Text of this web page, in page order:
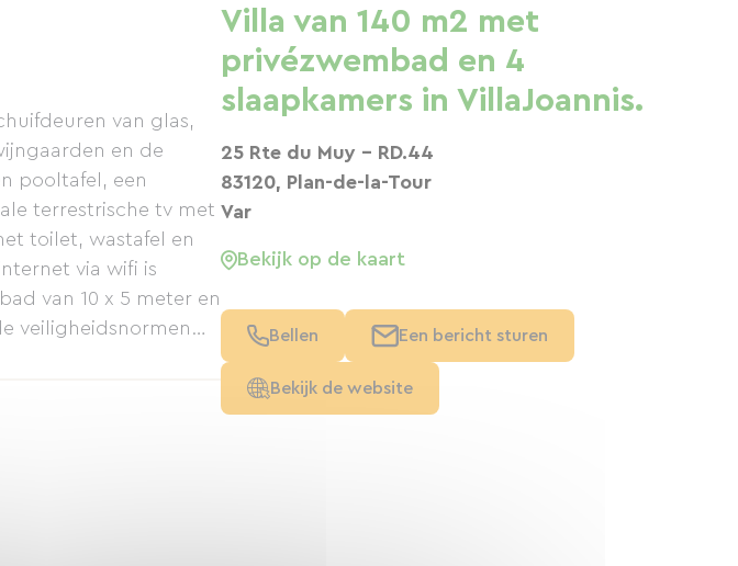
van glas,
en de
pooltafel, een
terrestrische tv met
toilet, wastafel en
via wifi is
van 10 x 5 meter en
veiligheidsnormen
kunt stallen. Privé
- Mobiel +33 (0)6 07
Villa van 140 m2 met
privézwembad en 4
slaapkamers in VillaJoannis.
25 Rte du Muy - RD.44
83120, Plan-de-la-Tour
Var
Bekijk op de kaart
Bellen Een bericht sturen
Bekijk de website